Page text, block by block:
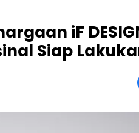
iF
Siap